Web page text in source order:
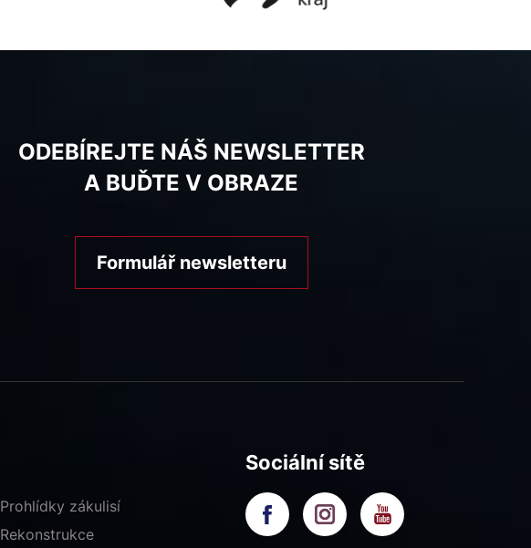
ODEBÍREJTE NÁŠ NEWSLETTER
A BUĎTE V OBRAZE
Formulář newsletteru
Prohlídky zákulisí
Rekonstrukce
Sociální sítě